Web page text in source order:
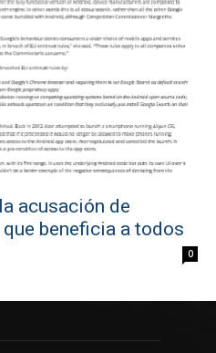
acusación de
beneficia a todos
0